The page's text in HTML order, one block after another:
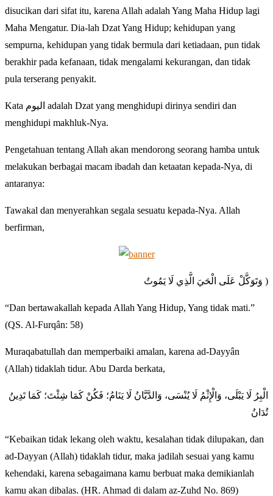
disucikan dari sifat itu, karena Allah adalah Yang Maha Hidup lagi
Maha Mengatur. Dia-lah Dzat Yang Hidup; kehidupan yang
sempurna, kehidupan yang tidak bermula dari ketiadaan, pun tidak
berakhir pada kefanaan, tidak mengalami kekurangan, dan tidak
pula terserang penyakit.
Kata اليوم adalah Dzat yang menghidupi dirinya sendiri dan
menghidupi makhluk-Nya.
Pengetahuan tentang Allah akan mendorong seorang hamba untuk
melakukan berbagai macam ibadah dan ketaatan kepada-Nya, di
antaranya:
Tawakal dan menyerahkan segala sesuatu kepada-Nya. Allah
berfirman,
وَتَوَكَّلْ عَلَى الْحَيَ الَّذِي لَا يَمُوتُ )
“Dan bertawakallah kepada Allah Yang Hidup, Yang tidak mati.”
(QS. Al-Furqân: 58)
Muraqabatullah dan memperbaiki amalan, karena ad-Dayyân
(Allah) tidaklah tidur. Abu Darda berkata,
الْبِرُ لَا يَبْلَى، وَالْإِثْمُ لَا يُنْسَى، وَالدَّيَّانُ لَا يَنَامُ؛ فَكُنْ كَمَا شِئْتَ؛ كَمَا تَدِينُ
تُدَانُ
“Kebaikan tidak lekang oleh waktu, kesalahan tidak dilupakan, dan
ad-Dayyan (Allah) tidaklah tidur, maka jadilah sesuai yang kamu
kehendaki, karena sebagaimana kamu berbuat maka demikianlah
kamu akan dibalas. (HR. Ahmad di dalam az-Zuhd No. 869)